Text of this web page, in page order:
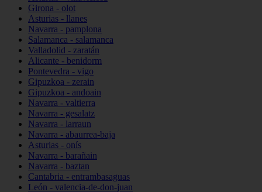
Girona - olot
Asturias - llanes
Navarra - pamplona
Salamanca - salamanca
Valladolid - zaratán
Alicante - benidorm
Pontevedra - vigo
Gipuzkoa - zerain
Gipuzkoa - andoain
Navarra - valtierra
Navarra - gesalatz
Navarra - larraun
Navarra - abaurrea-baja
Asturias - onís
Navarra - barañain
Navarra - baztan
Cantabria - entrambasaguas
León - valencia-de-don-juan